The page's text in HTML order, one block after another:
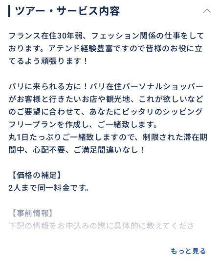
ツアー・サービス内容
フランス在住30年弱、フェッション関係の仕事をして
おります。アテンド経験豊富ですので皆様のお役に立
てるよう頑張ります！
パリに来られる方に！パリ在住パーソナルショッパー
がお客様と行きたいお店や観光地、これが欲しいなど
のご要望に合わせて、あなたにピッタリのシッピング
フリープランを作成し、ご一緒致します。
丸1日たっぷりご一緒致しますので、制限された滞在期
間中、心配不要、ご満足間違いなし！
【価格の補足】
2人まで同一料金です。
【事前情報】
下記の情報をお申込みの際に具体的に教えてくださ
もっと見る